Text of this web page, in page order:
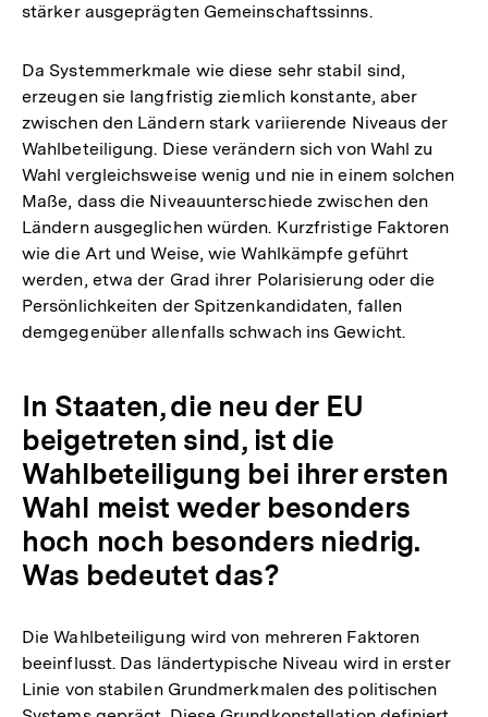
stärker ausgeprägten Gemeinschaftssinns.
Da Systemmerkmale wie diese sehr stabil sind,
erzeugen sie langfristig ziemlich konstante, aber
zwischen den Ländern stark variierende Niveaus der
Wahlbeteiligung. Diese verändern sich von Wahl zu
Wahl vergleichsweise wenig und nie in einem solchen
Maße, dass die Niveauunterschiede zwischen den
Ländern ausgeglichen würden. Kurzfristige Faktoren
wie die Art und Weise, wie Wahlkämpfe geführt
werden, etwa der Grad ihrer Polarisierung oder die
Persönlichkeiten der Spitzenkandidaten, fallen
demgegenüber allenfalls schwach ins Gewicht.
In Staaten, die neu der EU
beigetreten sind, ist die
Wahlbeteiligung bei ihrer ersten
Wahl meist weder besonders
hoch noch besonders niedrig.
Was bedeutet das?
Die Wahlbeteiligung wird von mehreren Faktoren
beeinflusst. Das ländertypische Niveau wird in erster
Linie von stabilen Grundmerkmalen des politischen